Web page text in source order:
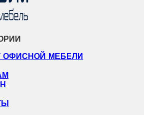
ОФИСНОЙ МЕБЕЛИ